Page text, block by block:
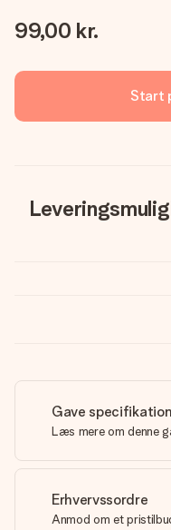
99,00 kr.
Start
Gave
Læs mere om denne
Erhvervssordre
Anmod om et